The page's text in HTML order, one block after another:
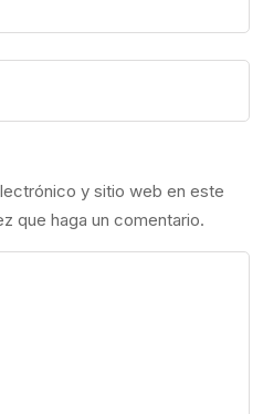
y sitio web en este
que haga un comentario.